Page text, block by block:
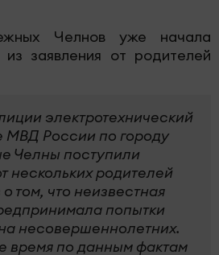
Челнов уже начала
заявления от родителей
электротехнический
МВД России по городу
Челны поступили
нескольких родителей
том, что неизвестная
попытки
несовершеннолетних.
время по данным фактам